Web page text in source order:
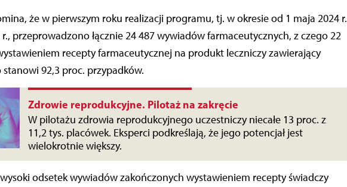
że w pierwszym roku realizacji programu, tj. w okresie od 1 maja 2024 r.
przeprowadzono łącznie 24 487 wywiadów farmaceutycznych, z czego 22
recepty farmaceutycznej na produkt leczniczy zawierający
92,3 proc. przypadków.
Zdrowie reprodukcyjne. Pilotaż na zakręcie
W pilotażu zdrowia reprodukcyjnego uczestniczy niecałe 13 proc. z
11,2 tys. placówek. Eksperci podkreślają, że jego potencjał jest
wielokrotnie większy.
odsetek wywiadów zakończonych wystawieniem recepty świadczy